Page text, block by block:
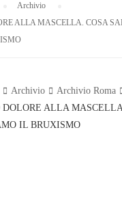
Archivio
ALLA MASCELLA. COSA
Archivio
Archivio Roma
ALLA
IL BRUXISMO